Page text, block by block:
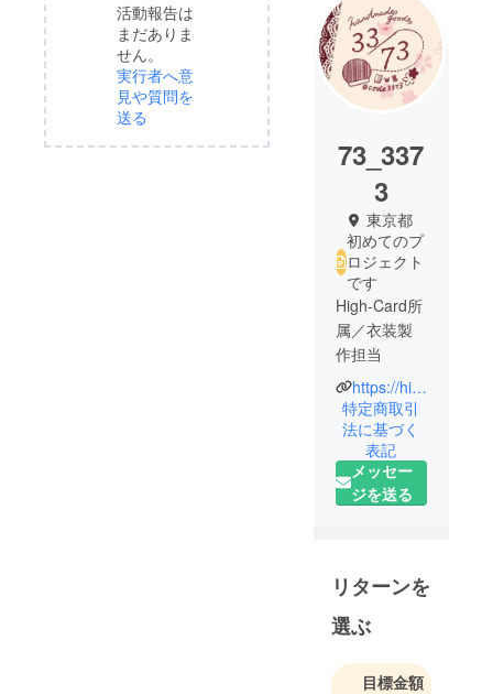
活動報告は
まだありま
せん。
実行者へ意
見や質問を
送る
73_337
3
東京都
初めてのプ
ロジェクト
です
High-Card所
属／衣装製
作担当
所属団体に
て、公演衣
装の製作、
監修をメイ
ンに活動
使用した小
物製作や販
売も行う。
シンプルな
https://highcard2018.wixsite.com/mysite
特定商取引
法に基づく
表記
メッセー
ジを送る
リターンを
選ぶ
目標金額